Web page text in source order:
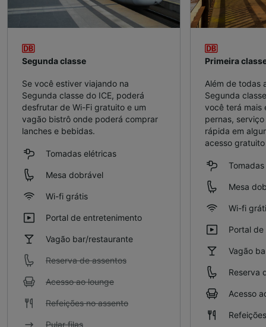
Segunda classe
Se você estiver viajando na
Segunda classe do ICE, poderá
desfrutar de Wi-Fi gratuito e um
vagão bistrô onde poderá comprar
lanches e bebidas.
Tomadas elétricas
Mesa dobrável
Wi-fi grátis
Portal de entretenimento
Vagão bar/restaurante
Reserva de assentos
Acesso ao lounge
Refeições no assento
Pular filas
Primeira
Além de todas
Segunda
você terá mais
pernas,
rápida em
acesso
Mesa
Wi-fi
Portal
Vagão
Reserva
Acesso